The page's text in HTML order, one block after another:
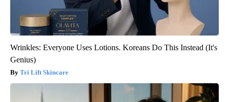
Wrinkles: Everyone Uses Lotions. Koreans Do This Instead (It's
Genius)
Tri Lift Skincare